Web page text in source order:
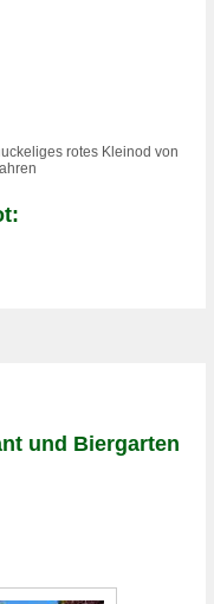
rotes Kleinod von
und Biergarten